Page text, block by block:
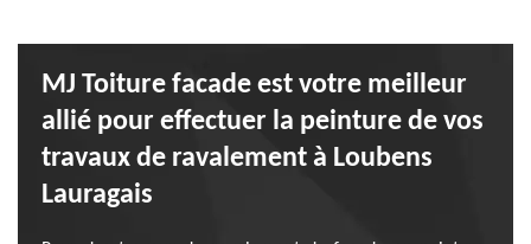
MJ Toiture facade est votre meilleur
allié pour effectuer la peinture de vos
travaux de ravalement à Loubens
Lauragais